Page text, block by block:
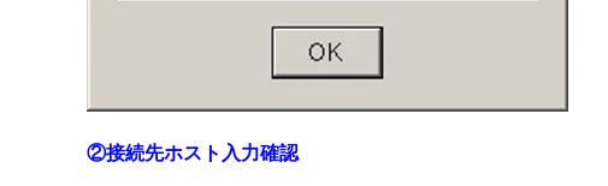
②接続先ホスト入力確認